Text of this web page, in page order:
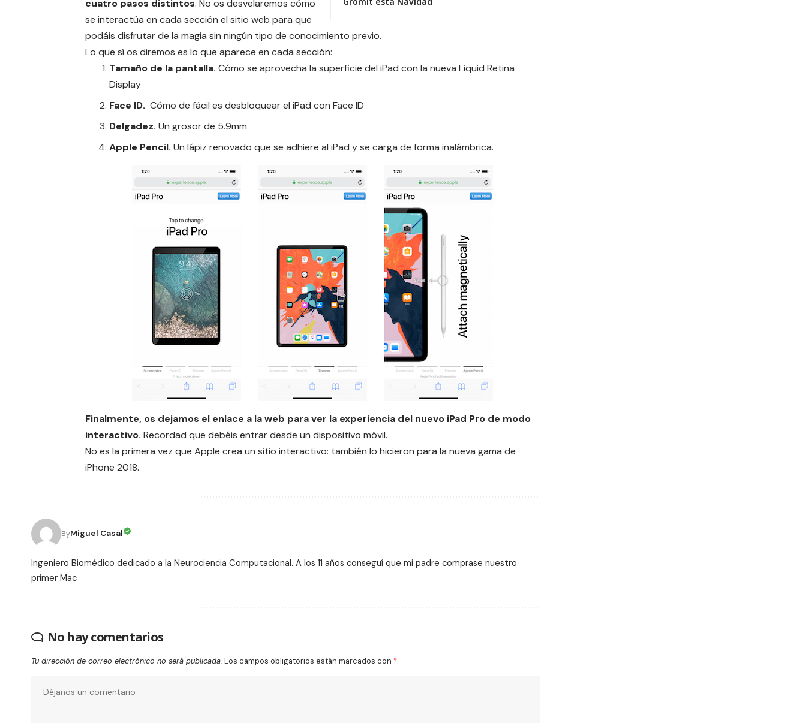
cuatro pasos distintos. No os desvelaremos cómo
se interactúa en cada sección el sitio web para que
podáis disfrutar de la magia sin ningún tipo de conocimiento previo.
Lo que sí os diremos es lo que aparece en cada sección:
Tamaño de la pantalla. Cómo se aprovecha la superficie del iPad con la nueva Liquid Retina
Display
Face ID. Cómo de fácil es desbloquear el iPad con Face ID
Delgadez. Un grosor de 5.9mm
Apple Pencil. Un lápiz renovado que se adhiere al iPad y se carga de forma inalámbrica.
Finalmente, os dejamos el enlace a la web para ver la experiencia del nuevo iPad Pro de modo
interactivo. Recordad que debéis entrar desde un dispositivo móvil.
No es la primera vez que Apple crea un sitio interactivo: también lo hicieron para la nueva gama de
iPhone 2018.
ByMiguel Casal
Ingeniero Biomédico dedicado a la Neurociencia Computacional. A los 11 años conseguí que mi padre comprase nuestro
primer Mac
No hay comentarios
Tu dirección de correo electrónico no será publicada. Los campos obligatorios están marcados con *